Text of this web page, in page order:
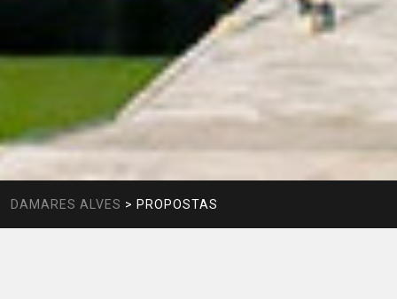
DAMARES ALVES > PROPOSTAS